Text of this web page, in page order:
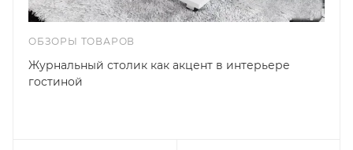
ОБЗОРЫ ТОВАРОВ
Журнальный столик как акцент в интерьере
гостиной